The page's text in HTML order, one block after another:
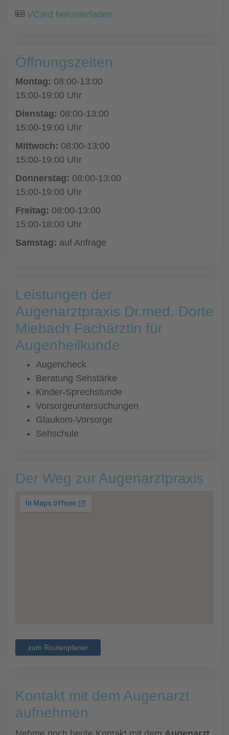
VCard herunterladen
Öffnungszeiten
Montag: 08:00-13:00
15:00-19:00 Uhr
Dienstag: 08:00-13:00
15:00-19:00 Uhr
Mittwoch: 08:00-13:00
15:00-19:00 Uhr
Donnerstag: 08:00-13:00
15:00-19:00 Uhr
Freitag: 08:00-13:00
15:00-18:00 Uhr
Samstag: auf Anfrage
Leistungen der
Augenarztpraxis Dr.med. Dorte
Miebach Fachärztin für
Augenheilkunde
Augencheck
Beratung Sehstärke
Kinder-Sprechstunde
Vorsorgeuntersuchungen
Glaukom-Vorsorge
Sehschule
Der Weg zur Augenarztpraxis
zum Routenplaner
Kontakt mit dem Augenarzt
aufnehmen